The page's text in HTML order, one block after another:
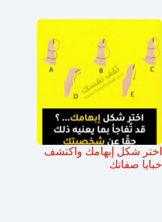
اختر شكل إبهامك واكتشف
خبايا صفاتك